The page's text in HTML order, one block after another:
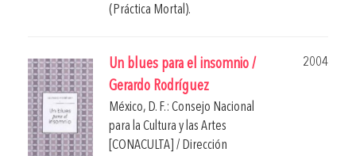
(Práctica Mortal).
Un blues para el insomnio /
Gerardo Rodríguez
2004
México, D. F.: Consejo Nacional
para la Cultura y las Artes
[CONACULTA] / Dirección